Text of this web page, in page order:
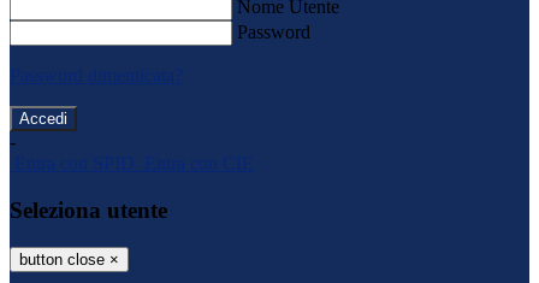
Nome Utente
Password
Password dimenticata?
-
Entra con SPID
Entra con CIE
Seleziona utente
button close ×